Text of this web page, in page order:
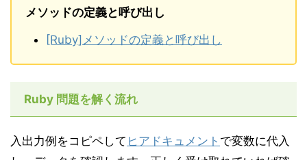
メソッドの定義と呼び出し
[Ruby]メソッドの定義と呼び出し
Ruby 問題を解く流れ
入出力例をコピペして ヒアドキュメント で変数に代入